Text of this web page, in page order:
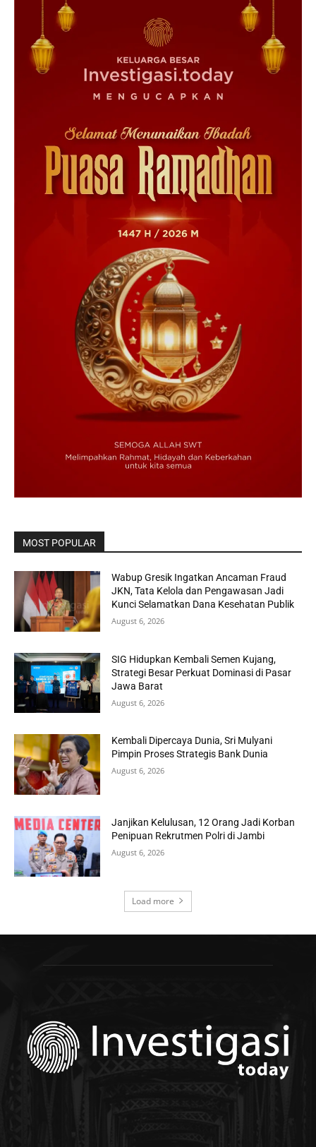
MOST POPULAR
Wabup Gresik Ingatkan Ancaman Fraud
JKN, Tata Kelola dan Pengawasan Jadi
Kunci Selamatkan Dana Kesehatan Publik
August 6, 2026
SIG Hidupkan Kembali Semen Kujang,
Strategi Besar Perkuat Dominasi di Pasar
Jawa Barat
August 6, 2026
Kembali Dipercaya Dunia, Sri Mulyani
Pimpin Proses Strategis Bank Dunia
August 6, 2026
Janjikan Kelulusan, 12 Orang Jadi Korban
Penipuan Rekrutmen Polri di Jambi
August 6, 2026
Load more